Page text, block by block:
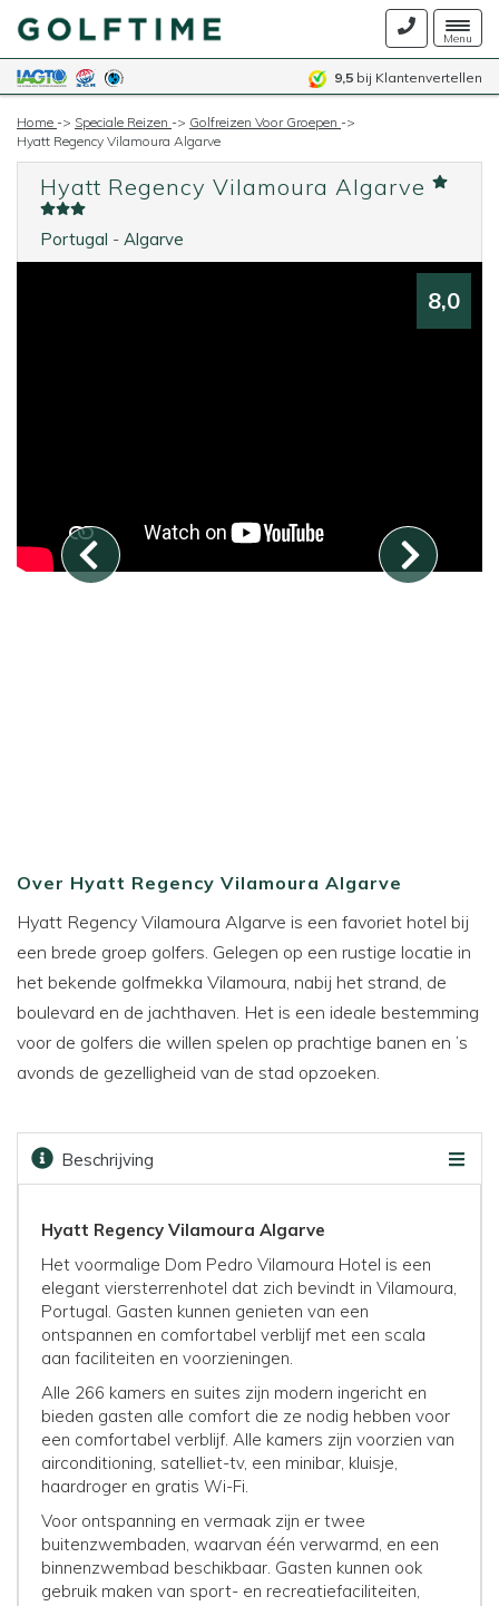
Menu
9,5 bij Klantenvertellen
Home -> Speciale Reizen -> Golfreizen Voor Groepen ->
Hyatt Regency Vilamoura Algarve
Hyatt Regency Vilamoura Algarve
Portugal - Algarve
8,0
Over Hyatt Regency Vilamoura Algarve
Hyatt Regency Vilamoura Algarve is een favoriet hotel bij
een brede groep golfers. Gelegen op een rustige locatie in
het bekende golfmekka Vilamoura, nabij het strand, de
boulevard en de jachthaven. Het is een ideale bestemming
voor de golfers die willen spelen op prachtige banen en ’s
avonds de gezelligheid van de stad opzoeken.
Beschrijving
Hyatt Regency Vilamoura Algarve
Het voormalige Dom Pedro Vilamoura Hotel is een
elegant viersterrenhotel dat zich bevindt in Vilamoura,
Portugal. Gasten kunnen genieten van een
ontspannen en comfortabel verblijf met een scala
aan faciliteiten en voorzieningen.
Alle 266 kamers en suites zijn modern ingericht en
bieden gasten alle comfort die ze nodig hebben voor
een comfortabel verblijf. Alle kamers zijn voorzien van
airconditioning, satelliet-tv, een minibar, kluisje,
haardroger en gratis Wi-Fi.
Voor ontspanning en vermaak zijn er twee
buitenzwembaden, waarvan één verwarmd, en een
binnenzwembad beschikbaar. Gasten kunnen ook
gebruik maken van sport- en recreatiefaciliteiten,